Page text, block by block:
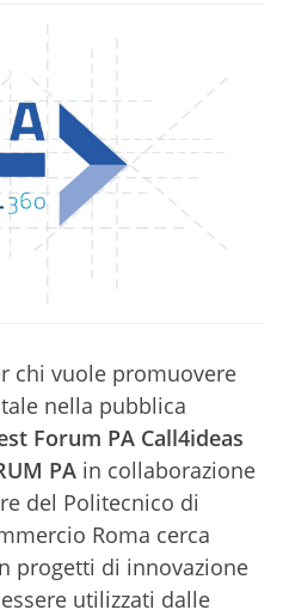
chi vuole promuovere
nella pubblica
Forum PA Call4ideas
PA in collaborazione
del Politecnico di
Roma cerca
progetti di innovazione
utilizzati dalle